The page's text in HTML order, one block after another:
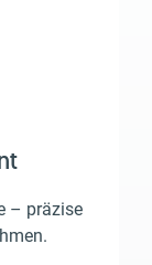
– präzise